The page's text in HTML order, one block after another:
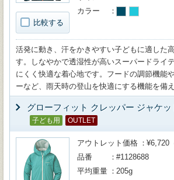
比較する
カラー
活発に動き、汗をかきやすい子どもに適した
す。しなやかで透湿性が高いスーパードライ
にくく快適な着心地です。フードの調節機能
ーなど、雨天時の登山を快適にする機能を備え
グローフィット クレッパー ジャケッ
子ども用 OUTLET
アウトレット価格
¥6,720
品番
#1128688
平均重量
205g